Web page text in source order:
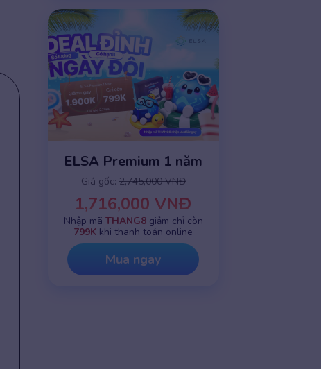
ELSA Premium 1 năm
Giá gốc: 2,745,000 VNĐ
1,716,000 VNĐ
Nhập mã THANG8giảm chỉ còn
799K khi thanh toán online
Mua ngay